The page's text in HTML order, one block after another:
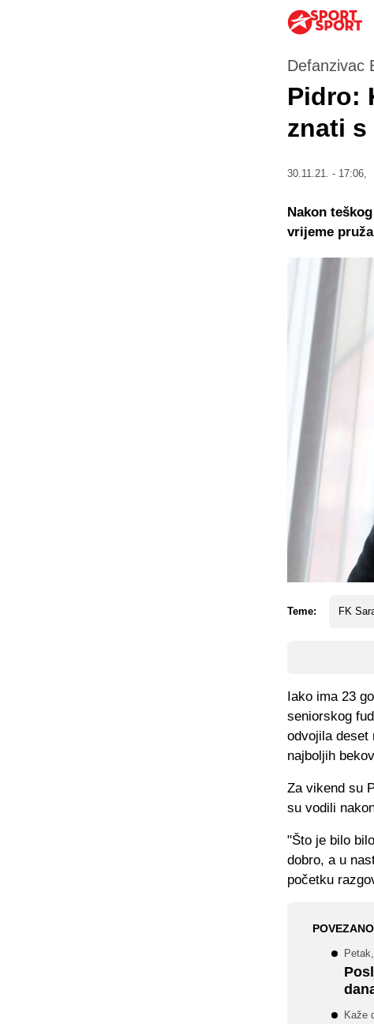
Defanzivac
Pidro:
znati
30.11.21. - 17:06,
Teme: FK
Nakon
vrijeme
Iako ima 23
seniorskog
odvojila deset
najboljih
Za vikend su
su vodili
"Što je bilo
dobro, a u
početku
POVEZANO
Kaže